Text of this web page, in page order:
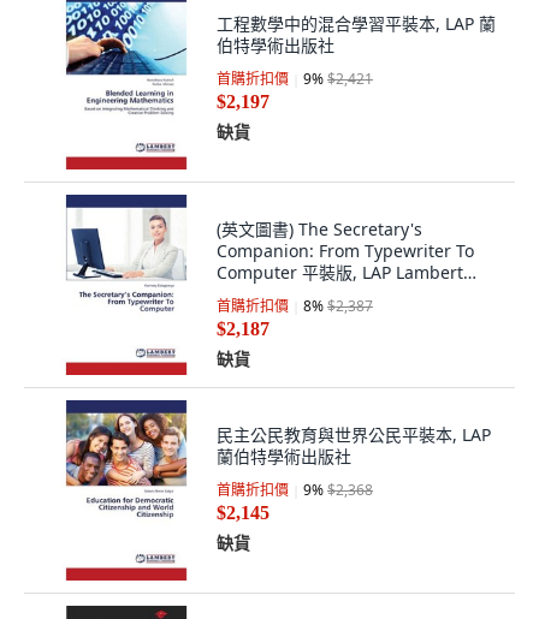
工程數學中的混合學習平裝本, LAP 蘭
伯特學術出版社
首購折扣價 9%$2,421
$2,197
缺貨
(英文圖書) The Secretary's
Companion: From Typewriter To
Computer 平裝版, LAP Lambert
Academic Publis..., 英文
首購折扣價 8%$2,387
$2,187
缺貨
民主公民教育與世界公民平裝本, LAP
蘭伯特學術出版社
首購折扣價 9%$2,368
$2,145
缺貨